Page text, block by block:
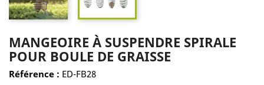
MANGEOIRE À SUSPENDRE SPIRALE
POUR BOULE DE GRAISSE
Référence : ED-FB28